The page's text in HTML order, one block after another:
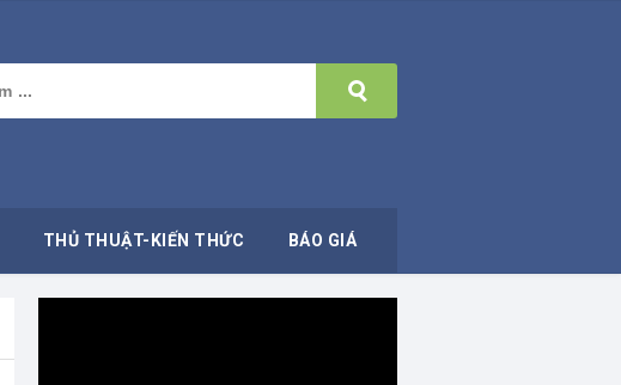
THỦ THUẬT-KIẾN THỨC BÁO GIÁ